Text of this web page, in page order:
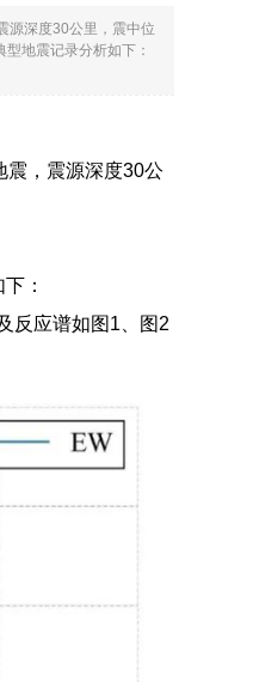
源深度30公里，震中位
地震记录分析如下：
震，震源深度30公
：
反应谱如图1、图2